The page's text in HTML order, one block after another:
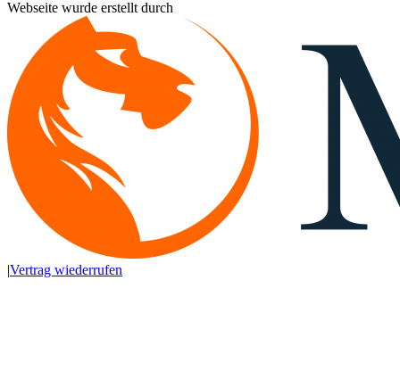
Webseite wurde erstellt durch
|Vertrag wiederrufen